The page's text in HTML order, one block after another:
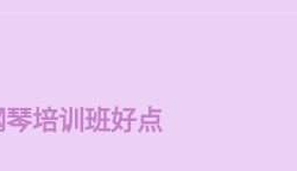
培训班好点